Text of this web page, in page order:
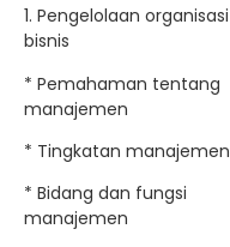
1. Pengelolaan organisasi
bisnis
* Pemahaman tentang
manajemen
* Tingkatan manajemen
* Bidang dan fungsi
manajemen